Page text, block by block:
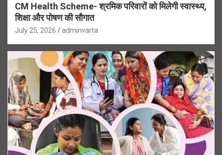
CM Health Scheme- श्रमिक परिवारों को मिलेगी स्वास्थ्य,
शिक्षा और पोषण की सौगात
July 25, 2026 adminvarta